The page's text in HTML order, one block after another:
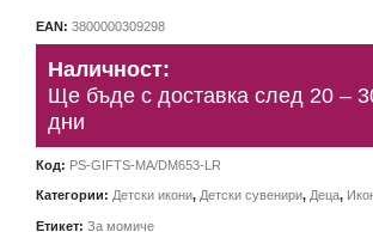
EAN: 3800000309298
Наличност:
Ще бъде с доставка след 20 –
дни
Код: PS-GIFTS-MA/DM653-LR
Категории: Детски икони, Детски сувенири, Деца,
Етикет: За момиче